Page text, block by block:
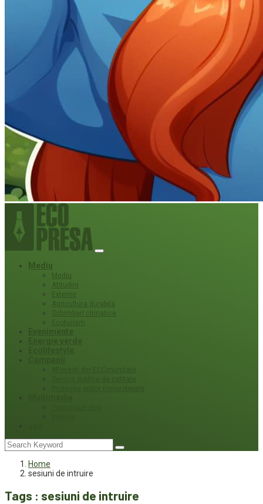
Mediu
Mediu
Atitudini
Externe
Agricultura durabila
Schimbari climatice
Ecoturism
Home
sesiuni de intruire
Tags : sesiuni de intruire